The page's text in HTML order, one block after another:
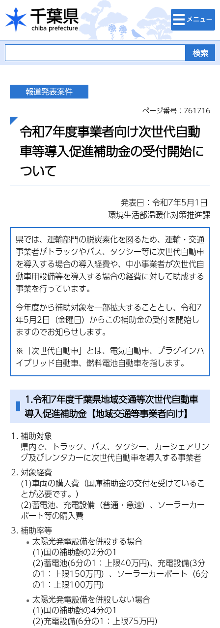
千葉県
検索・メニュ
ー
ページ番号：761716
令和7年度事業者向け次世代自動
車等導入促進補助金の受付開始に
ついて
発表日：令和7年5月1日
環境生活部温暖化対策推進課
県では、運輸部門の脱炭素化を図るため、運輸・交通
事業者がトラックやバス、タクシー等に次世代自動車
を導入する場合の導入経費や、中小事業者が次世代自
動車用設備等を導入する場合の経費に対して助成する
事業を行っています。
今年度から補助対象を一部拡大することとし、令和7
年5月2日（金曜日）からこの補助金の受付を開始し
ますのでお知らせします。
※「次世代自動車」とは、電気自動車、プラグインハ
イブリッド自動車、燃料電池自動車を指します。
1.令和7年度千葉県地域交通等次世代自動車
導入促進補助金【地域交通等事業者向け】
補助対象
県内で、トラック、バス、タクシー、カーシェアリン
グ及びレンタカーに次世代自動車を導入する事業者
対象経費
(1)車両の購入費（国庫補助金の交付を受けているこ
とが必要です。）
(2)蓄電池、充電設備（普通・急速）、ソーラーカー
ポート等の購入費
補助率等
太陽光発電設備を併設する場合
(1)国の補助額の2分の1
(2)蓄電池(6分の1：上限40万円)、充電設備(3分
の1：上限150万円）、ソーラーカーポート（6分
の1：上限100万円）
太陽光発電設備を併設しない場合
(1)国の補助額の4分の1
(2)充電設備(6分の1：上限75万円）